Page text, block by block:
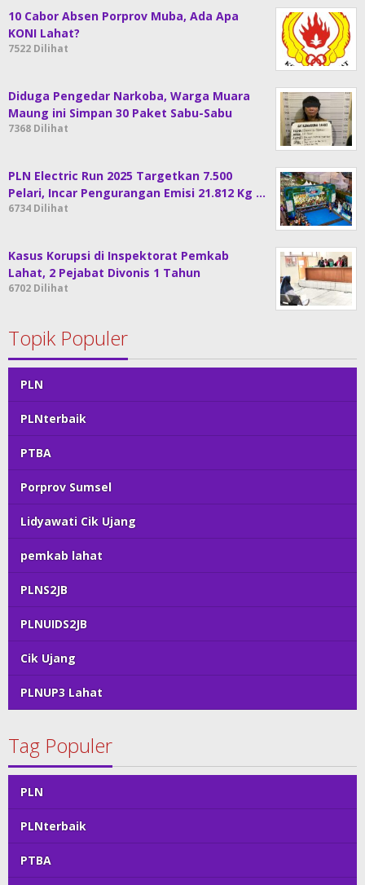
10 Cabor Absen Porprov Muba, Ada Apa
KONI Lahat?
7522 Dilihat
Diduga Pengedar Narkoba, Warga Muara
Maung ini Simpan 30 Paket Sabu-Sabu
7368 Dilihat
PLN Electric Run 2025 Targetkan 7.500
Pelari, Incar Pengurangan Emisi 21.812 Kg …
6734 Dilihat
Kasus Korupsi di Inspektorat Pemkab
Lahat, 2 Pejabat Divonis 1 Tahun
6702 Dilihat
Topik Populer
PLN
PLNterbaik
PTBA
Porprov Sumsel
Lidyawati Cik Ujang
pemkab lahat
PLNS2JB
PLNUIDS2JB
Cik Ujang
PLNUP3 Lahat
Tag Populer
PLN
PLNterbaik
PTBA